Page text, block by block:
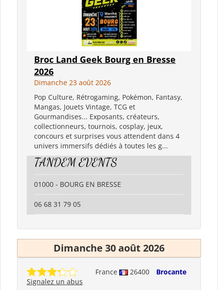
Broc Land Geek Bourg en Bresse
2026
Dimanche 23 août 2026
Pop Culture, Rétrogaming, Pokémon, Fantasy,
Mangas, Jouets Vintage, TCG et
Gourmandises... Exposants, créateurs,
collectionneurs, tournois, cosplay, jeux,
concours et surprises vous attendent dans 4
univers immersifs dédiés à toutes les g...
TANDEM EVENTS
01000 - BOURG EN BRESSE
06 68 31 79 05
Dimanche 30 août 2026
France 26400
Brocante
Signalez un abus